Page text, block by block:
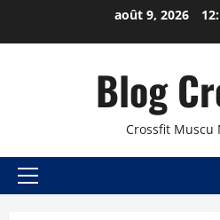
août 9, 2026
Blog
Crossfit Muscu